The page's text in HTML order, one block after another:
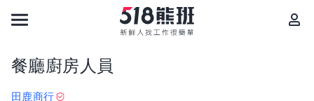
餐廳廚房人員
田鹿商行